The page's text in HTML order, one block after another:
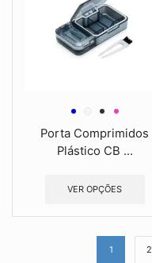
Porta Comprimidos
Plástico CB ...
VER OPÇÕES
1 2